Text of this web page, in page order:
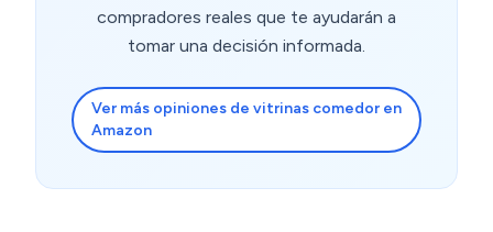
compradores reales que te ayudarán a
tomar una decisión informada.
Ver más opiniones de vitrinas comedor en
Amazon